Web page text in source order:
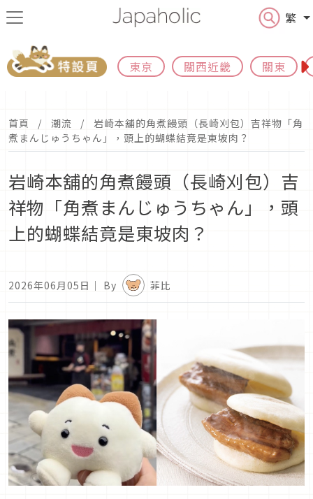
繁
東京 關西近畿 關東
首頁 潮流
岩崎本舖的角煮饅頭（長崎刈包）吉祥物「角
煮まんじゅうちゃん」，頭上的蝴蝶結竟是東坡肉？
岩崎本舖的角煮饅頭（長崎刈包）吉
祥物「角煮まんじゅうちゃん」，頭
上的蝴蝶結竟是東坡肉？
2026年06月05日 ｜ By 菲比